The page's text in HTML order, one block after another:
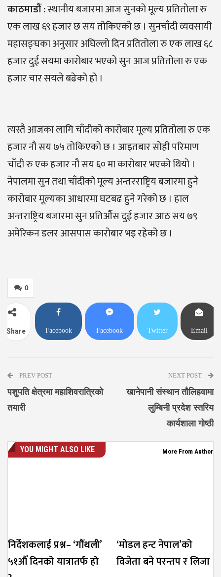
काठमाडौं :स्थानीय बजारमा आज सुनको मूल्य प्रतितोला रु
एक लाख ६९ हजार छ सय तोकिएको छ । सुनचाँदी व्यवसायी
महासङ्घका अनुसार अघिल्लो दिन प्रतितोला रु एक लाख ६८
हजार दुई सयमा कारोबार भएको सुन आज प्रतितोला रु एक
हजार चार सयले बढेको हो ।
त्यस्तै आजका लागि चाँदीको कारोबार मूल्य प्रतितोला रु एक
हजार नौ सय ७५ तोकिएको छ । आइतबार सोही परिमाण
चाँदी रु एक हजार नौ सय ६० मा कारोबार भएको थियो ।
नेपालमा सुन तथा चाँदीको मूल्य अन्तरराष्ट्रिय बजारमा हुने
कारोबार मूल्यका आधारमा घटबढ हुने गरेको छ । हाल
अन्तराष्ट्रिय बजारमा सुन प्रतिऔँस दुई हजार आठ सय ७९
अमेरिकन डलर आसपास कारोबार भइ रहेको छ ।
0
Share Facebook Facebook Twitter Email
PREV POST
पशुपति क्षेत्रमा महाशिवरात्रिको
तयारी
NEXT POST
खानेपानी संस्थान तौलिहवामा
लुम्बिनी प्रदेश स्तरिय
कार्यशाला गोष्ठी
YOU MIGHT ALSO LIKE More From Author
निर्देशकलाई प्रश्न– ‘गौँथली’
५१औँ दिनको यात्रातर्फ हो
‘मोडल हन्ट नेपाल’को
विजेता बने परन्तप र लिजा